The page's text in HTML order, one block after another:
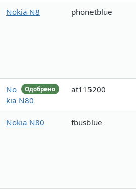
Nokia N8 phonetblue
Одобрено
No
kia N80
at115200
Nokia N80 fbusblue